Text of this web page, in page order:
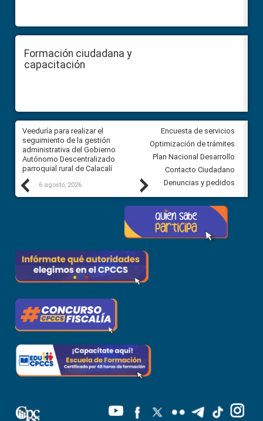
Formación ciudadana y
capacitación
Previous
Veeduría para realizar el
seguimiento de la gestión
administrativa del Gobierno
Autónomo Descentralizado
parroquial rural de Calacalí
6 agosto, 2026
Veeduría para vigilar los
derivados de la Audiencia
comunidad Urbina, parroquia
Carolina
5 agosto, 2026
Next
Encuesta de servicios
Optimización de trámites
Plan Nacional Desarrollo
Contacto Ciudadano
Denuncias y pedidos